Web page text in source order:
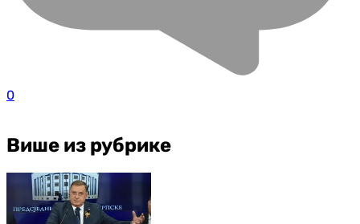
0
Више из рубрике